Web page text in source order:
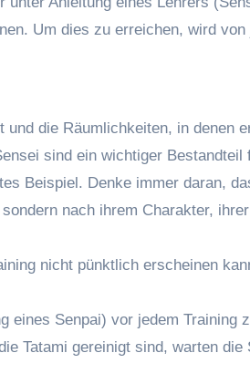
Um dies zu erreichen, wird
die Räumlichkeiten, in denen
sind ein wichtiger Bestandteil
Beispiel. Denke immer daran,
nach ihrem Charakter,
nicht pünktlich erscheinen
eines Senpai) vor jedem Training
Tatami gereinigt sind, warten